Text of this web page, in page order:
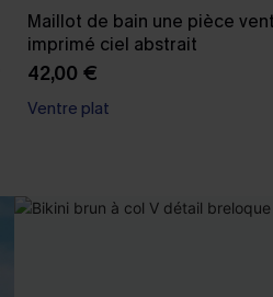
Maillot de bain une pièce
imprimé ciel abstrait
42,00 €
Ventre plat